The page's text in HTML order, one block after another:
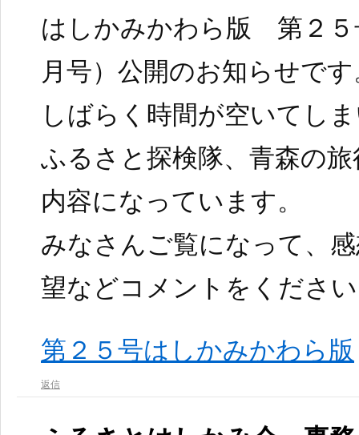
はしかみかわら版 第２５
月号）公開のお知らせです
しばらく時間が空いてし
ふるさと探検隊、青森の
内容になっています。
みなさんご覧になって、
望などコメントをくださ
第２５号はしかみかわら版
返信